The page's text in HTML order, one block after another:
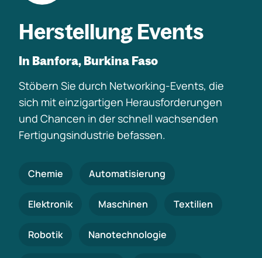
Herstellung Events
In Banfora, Burkina Faso
Stöbern Sie durch Networking-Events, die
sich mit einzigartigen Herausforderungen
und Chancen in der schnell wachsenden
Fertigungsindustrie befassen.
Chemie Automatisierung
Elektronik Maschinen Textilien
Robotik Nanotechnologie